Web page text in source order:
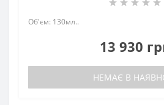
Об'єм: 130мл..
13 930
НЕМАЄ В